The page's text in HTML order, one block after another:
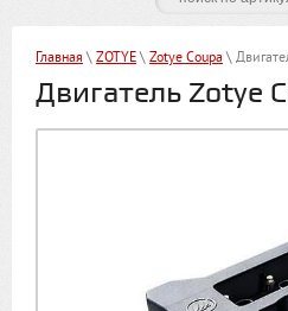
Главная \ ZOTYE \ Zotye Coupa \
Двигатель Zotye